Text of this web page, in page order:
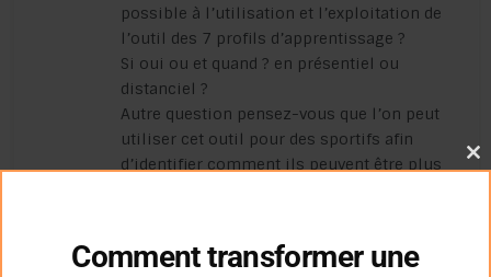
possible à l’utilisation et l’exploitation de
l’outil des 7 profils d’apprentissage ?
Si oui ou et quand ? en présentiel ou
distanciel ?
Autre question pensez-vous que l’on peut
utiliser cet outil pour des sportifs afin
d’identifier comment ils peuvent être plus
Merci pour vos réponses
Comment transformer une